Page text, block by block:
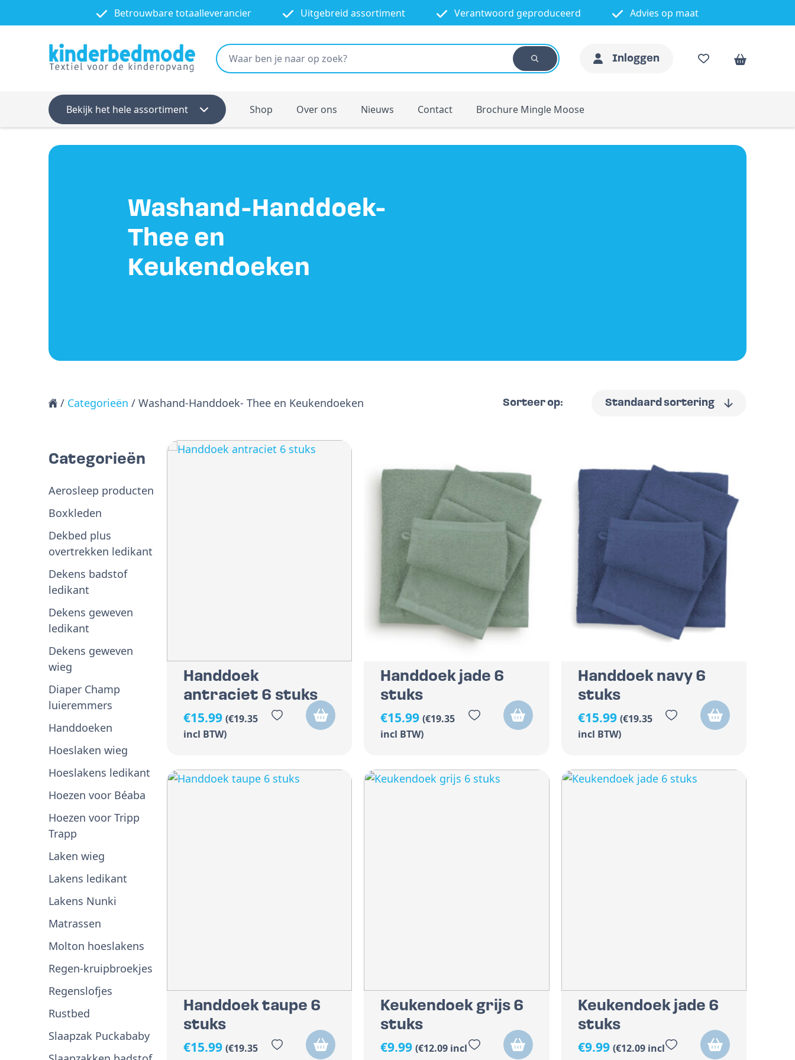
Washand-Handdoek-
Thee en
Keukendoeken
Betrouwbare totaalleverancier Uitgebreid assortiment Verantwoord geproduceerd Advies op maat
Inloggen
Bekijk het hele assortiment Shop Over ons Nieuws Contact Brochure Mingle Moose
/ Categorieën / Washand-Handdoek- Thee en Keukendoeken Sorteer op: Standaard sortering
Categorieën
Aerosleep producten
Boxkleden
Dekbed plus
overtrekken ledikant
Dekens badstof
ledikant
Dekens geweven
ledikant
Dekens geweven
wieg
Diaper Champ
luieremmers
Handdoeken
Hoeslaken wieg
Hoeslakens ledikant
Hoezen voor Béaba
Hoezen voor Tripp
Trapp
Laken wieg
Lakens ledikant
Lakens Nunki
Matrassen
Molton hoeslakens
Regen-kruipbroekjes
Regenslofjes
Rustbed
Slaapzak Puckababy
Handdoek
antraciet 6 stuks
€15.99 (€19.35
incl BTW)
Handdoek jade 6
stuks
€15.99 (€19.35
incl BTW)
Handdoek navy 6
stuks
€15.99 (€19.35
incl BTW)
Handdoek taupe 6
stuks
€15.99 (€19.35
Keukendoek grijs 6
stuks
€9.99 (€12.09 incl
Keukendoek jade 6
stuks
€9.99 (€12.09incl